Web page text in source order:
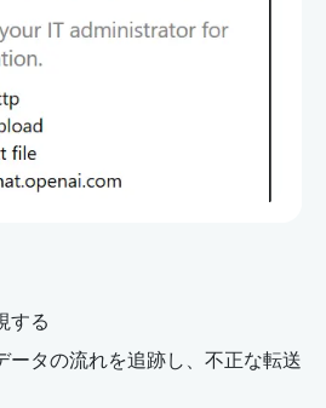
する
ータの流れを追跡し、不正な転送